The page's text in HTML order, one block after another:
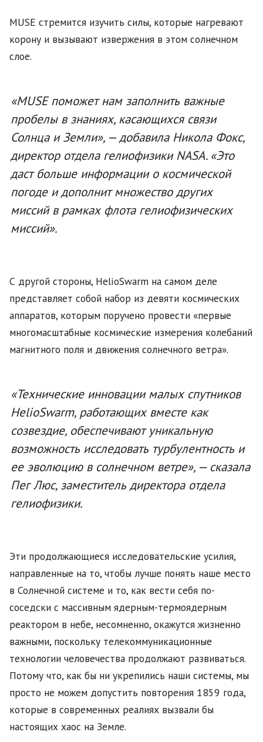
MUSE стремится изучить силы, которые нагревают
корону и вызывают извержения в этом солнечном
слое.
«MUSE поможет нам заполнить важные
пробелы в знаниях, касающихся связи
Солнца и Земли», — добавила Никола Фокс,
директор отдела гелиофизики NASA. «Это
даст больше информации о космической
погоде и дополнит множество других
миссий в рамках флота гелиофизических
миссий».
С другой стороны, HelioSwarm на самом деле
представляет собой набор из девяти космических
аппаратов, которым поручено провести «первые
многомасштабные космические измерения колебаний
магнитного поля и движения солнечного ветра».
«Технические инновации малых спутников
HelioSwarm, работающих вместе как
созвездие, обеспечивают уникальную
возможность исследовать турбулентность и
ее эволюцию в солнечном ветре», — сказала
Пег Люс, заместитель директора отдела
гелиофизики.
Эти продолжающиеся исследовательские усилия,
направленные на то, чтобы лучше понять наше место
в Солнечной системе и то, как вести себя по-
соседски с массивным ядерным-термоядерным
реактором в небе, несомненно, окажутся жизненно
важными, поскольку телекоммуникационные
технологии человечества продолжают развиваться.
Потому что, как бы ни укрепились наши системы, мы
просто не можем допустить повторения 1859 года,
которые в современных реалиях вызвали бы
настоящих хаос на Земле.